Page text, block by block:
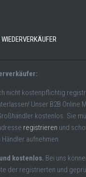
nicht kostenpflichtig
Unser B2B Online
kostenlos. Sie
registrieren und
aufnehmen.
kostenlos. Bei uns
der registrierten und